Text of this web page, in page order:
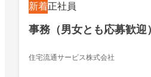
新着正社員
事務（男女とも応募歓迎）
住宅流通サービス株式会社